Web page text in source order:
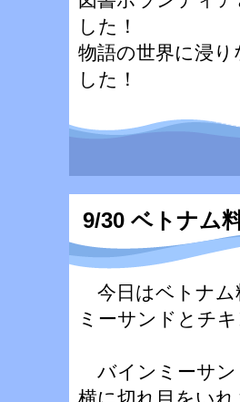
した！
物語の世界に浸
した！
9/30 ベトナム
今日はベトナム
ミーサンドとチ
バインミーサン